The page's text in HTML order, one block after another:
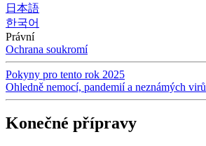
日本語
한국어
Právní
Ochrana soukromí
Pokyny pro tento rok 2025
Ohledně nemocí, pandemií a neznámých virů
Konečné přípravy